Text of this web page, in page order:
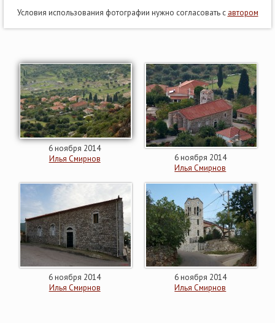
Условия использования фотографии нужно согласовать с автором
6 ноября 2014
Илья Смирнов
6 ноября 2014
Илья Смирнов
6 ноября 2014
Илья Смирнов
6 ноября 2014
Илья Смирнов